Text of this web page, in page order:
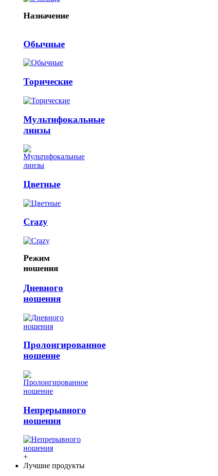
Назначение
Обычные
Торические
Мультифокальные
линзы
Цветные
Crazy
Режим
ношения
Дневного
ношения
Пролонгированное
ношение
Непрерывного
ношения
+
Лучшие продукты